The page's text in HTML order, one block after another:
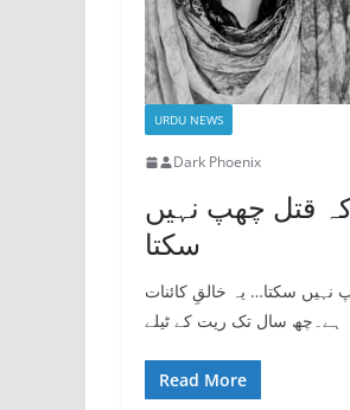
URDU NEWS
Dark Phoenix
کہ قتل چھپ نہیں
سکتا
نہیں سکتا… یہ خالقِ کائنات
ہے۔چھ سال تک ریت کے ٹیلے
Read More